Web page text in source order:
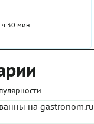
ч 30 мин
на